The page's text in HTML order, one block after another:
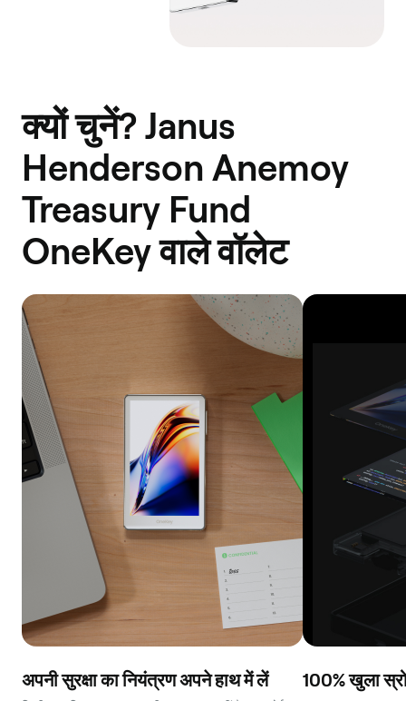
क्यों चुनें? Janus
Henderson Anemoy
Treasury Fund
OneKey वाले वॉलेट
अपनी सुरक्षा का नियंत्रण अपने हाथ में लें 100% खुला